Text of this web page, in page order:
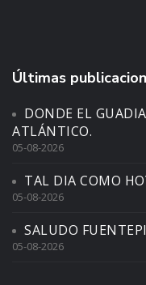
Últimas
DONDE EL
ATLÁNTICO.
05-08-2026
TAL DIA COMO
05-08-2026
SALUDO
05-08-2026